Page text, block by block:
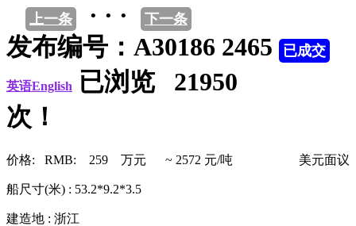
上一条 · · · 下一条
发布编号：A30186 2465 已成交
英语English
已浏览 21950
次！
价格: RMB: 259 万元 ~ 2572 元/吨 美元面议
船尺寸(米) : 53.2*9.2*3.5
建造地 : 浙江